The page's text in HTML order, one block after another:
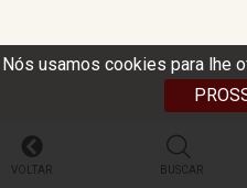
Nós usamos cookies para lhe
VOLTAR BUSCAR